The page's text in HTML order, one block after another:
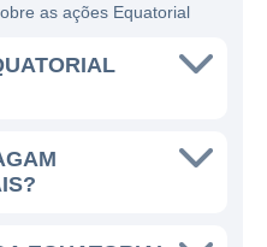
as necessidades de
que a energia
confiável e segura
está sempre
e inovação para
as ações Equatorial